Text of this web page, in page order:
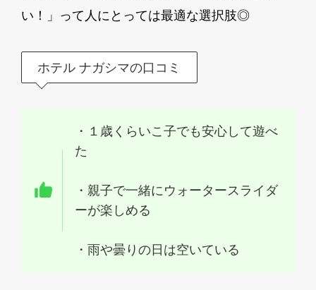
い！」って人にとっては最適な選択肢◎
ホテル ナガシマの口コミ
・１歳くらいこ子でも安心して遊べ
た
・親子で一緒にウォータースライダ
ーが楽しめる
・雨や曇りの日は空いている